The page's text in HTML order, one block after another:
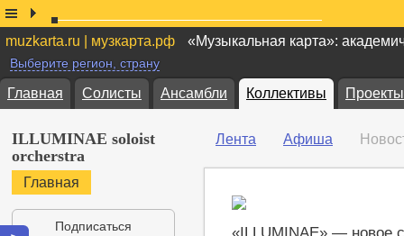
muzkarta.ru | музкарта.рф «Музыкальная карта»:
Выберите регион, страну
Главная Солисты Ансамбли Коллективы Проекты
ILLUMINAE soloist
orcherstra
Главная
Подписаться
Лента Афиша